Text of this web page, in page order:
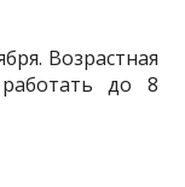
Возрастная
до 8